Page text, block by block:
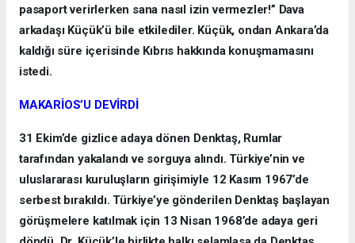
pasaport verirlerken sana nasıl izin vermezler!” Dava
arkadaşı Küçük’ü bile etkilediler. Küçük, ondan Ankara’da
kaldığı süre içerisinde Kıbrıs hakkında konuşmamasını
istedi.
MAKARİOS’U DEVİRDİ
31 Ekim’de gizlice adaya dönen Denktaş, Rumlar
tarafından yakalandı ve sorguya alındı. Türkiye’nin ve
uluslararası kuruluşların girişimiyle 12 Kasım 1967’de
serbest bırakıldı. Türkiye’ye gönderilen Denktaş başlayan
görüşmelere katılmak için 13 Nisan 1968’de adaya geri